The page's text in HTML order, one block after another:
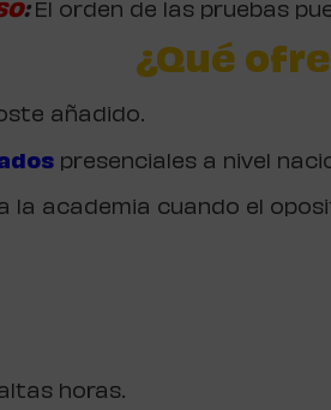
: El orden de las pruebas
¿Qué
añadido.
presenciales a nivel
la academia cuando el
horas.